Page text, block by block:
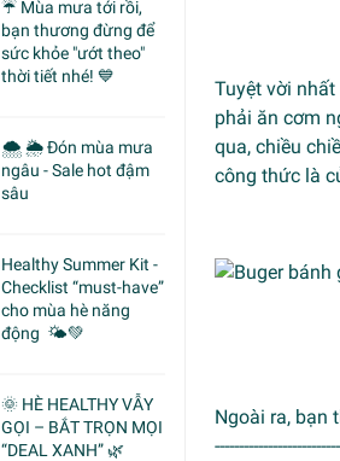
☔ Mùa mưa tới rồi,
bạn thương đừng để
sức khỏe "ướt theo"
thời tiết nhé! 💙
🌨 🌦 Đón mùa mưa
ngâu - Sale hot đậm
sâu
Healthy Summer Kit -
Checklist “must-have”
cho mùa hè năng
động 🌤️💚
🌞 HÈ HEALTHY VẪY
GỌI – BẮT TRỌN MỌI
“DEAL XANH” 🌿
Tuyệt vời nhất
phải ăn cơm
qua, chiều
công thức là
Ngoài ra, bạn